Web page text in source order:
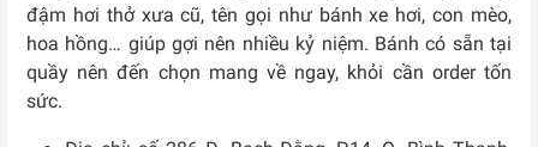
đậm hơi thở xưa cũ, tên gọi như bánh xe hơi, con mèo,
hoa hồng… giúp gợi nên nhiều kỷ niệm. Bánh có sẵn tại
quầy nên đến chọn mang về ngay, khỏi cần order tốn
sức.